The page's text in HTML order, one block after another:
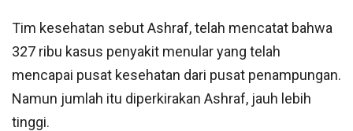
Tim kesehatan sebut Ashraf, telah mencatat bahwa
327 ribu kasus penyakit menular yang telah
mencapai pusat kesehatan dari pusat penampungan.
Namun jumlah itu diperkirakan Ashraf, jauh lebih
tinggi.